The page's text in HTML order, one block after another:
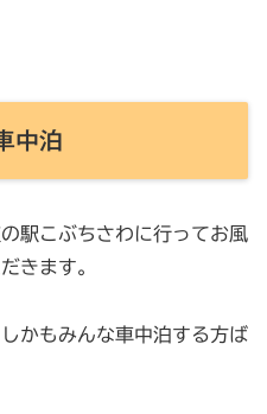
中泊
駅こぶちさわに行ってお風
きます。
かもみんな車中泊する方ば